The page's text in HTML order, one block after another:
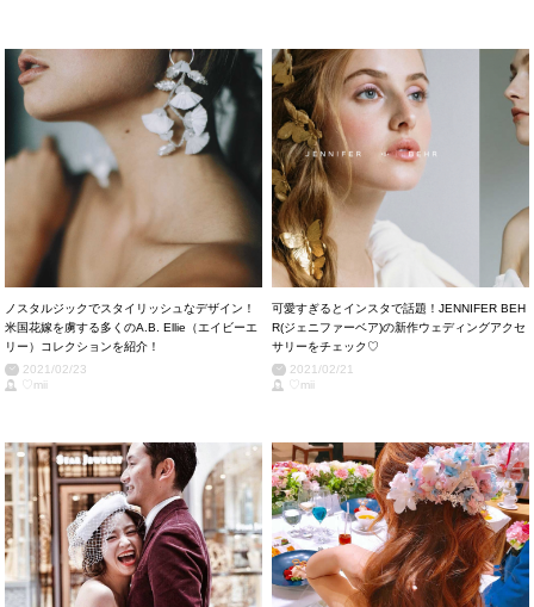
ノスタルジックでスタイリッシュなデザイン！
米国花嫁を虜する多くのA.B. Ellie（エイビーエ
リー）コレクションを紹介！
2021/02/23
♡mii
可愛すぎるとインスタで話題！JENNIFER BEH
R(ジェニファーベア)の新作ウェディングアクセ
サリーをチェック♡
2021/02/21
♡mii